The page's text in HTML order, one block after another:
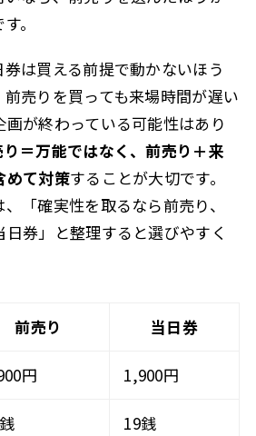
。
は買える前提で動かないほう
売りを買っても来場時間が遅い
画が終わっている可能性はあり
＝万能ではなく、前売り＋来
めて対策することが大切です。
「確実性を取るなら前売り、
券」と整理すると選びやすく
前売り 当日券
円 1,900円
19銭